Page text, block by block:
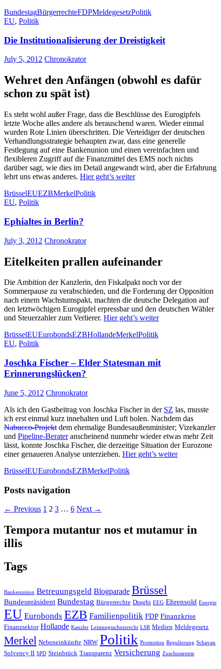
BundestagBürgerrechteFDPMeldegesetzPolitik
EU, Politik
Die Institutionalisierung der Dreistigkeit
July 5, 2012 Chronokrator
Wehret den Anfängen (obwohl es dafür
schon zu spät ist)
Es steht wohl außer Frage, dass die Beschlüsse des Eurogipfels
letzte Woche alles andere als berauschend waren. Wieder einmal
wurden Rote Linien überschritten. Die Verteidiger der deutschen
Verhandlungsstrategie behaupten zwar, dass eine generelle
Festlegung auf eine Bankenunion und einen vereinfachten und
flexibleren Zugriff auf die Finanzmittel des EMS noch nichts
darüber sagt, wie dies im Detail angewandt wird, aber die Erfahrung
lehrt uns etwas anderes. Hier geht’s weiter
BrüsselEUEZBMerkelPolitik
EU, Politik
Ephialtes in Berlin?
July 3, 2012 Chronokrator
Eitelkeiten prallen aufeinander
Die Ambition der Kanzlerin, den Fiskalpakt noch vor der
Sommerpause zu verabschieden, und die Forderung der Opposition
nach einem Wachstumspakt, machten die deutsche Delegation auf
den letztwöchigen Eurogipfel erpressbar und den deutschen Wähler
und Steuerzahler zum Verlierer. Hier geht’s weiter
BrüsselEUEurobondsEZBHollandeMerkelPolitik
EU, Politik
Joschka Fischer – Elder Statesman mit
Erinnerungslücken?
June 5, 2012 Chronokrator
Als ich den Gastbeitrag von Joschka Fischer in der SZ las, musste
ich erst einmal kurz innehalten und Luft holen. Nachdem das
Nabucco-Projekt dem ehemalige Bundesaußenminister; Vizekanzler
und Pipeline-Berateranscheinend nunmehr wieder etwas mehr Zeit
lässt, konnte Joschka Fischer, die derzeitige Situation der Eurozone
einer genaueren Analyse unterziehen. Hier geht’s weiter
BrüsselEUEurobondsEZBMerkelPolitik
Posts navigation
← Previous 1 2 3 … 6 Next →
Tempora mutantur nos et mutamur in
illis
Tags
Bankenunion Betreuungsgeld Blogparade Brüssel
Bundespräsident Bundestag Bürgerrechte Draghi EEG Ehrensold Energie
EU Eurobonds EZB Familienpolitik FDP Finanzkrise
Finanzsektor Hollande Kanzler Leistungsschutzrecht LSR Medien Meldegesetz
Merkel Nebeneinkünfte NRW Politik Promotion Regulierung Schavan
Solvency II SPD Steinbrück Transparenz Versicherung Zuschussrente